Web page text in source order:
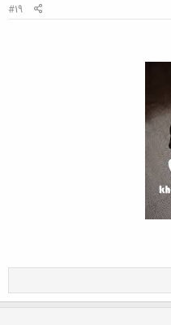
#19